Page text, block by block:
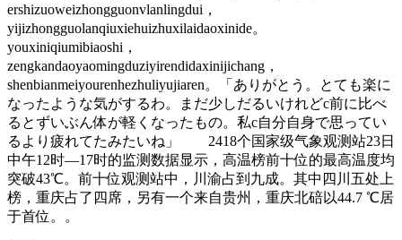
ershizuoweizhongguonvlanlingdui，
yijizhongguolanqiuxiehuizhuxilaidaoxinide。
youxiniqiumibiaoshi，
zengkandaoyaomingduziyirendidaxinijichang，
shenbianmeiyourenhezhuliyujiaren。「ありがとう。とても楽に
なったような気がするわ。まだ少しだるいけれどc前に比べ
るとずいぶん体が軽くなったもの。私c自分自身で思ってい
るより疲れてたみたいね」 2418个国家级气象观测站23日
中午12时—17时的监测数据显示，高温榜前十位的最高温度均
突破43℃。前十位观测站中，川渝占到九成。其中四川五处上
榜，重庆占了四席，另有一个来自贵州，重庆北碚以44.7 ℃居
于首位。。